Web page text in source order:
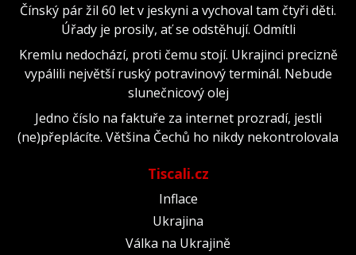
Čínský pár žil 60 let v jeskyni a vychoval tam čtyři děti.
Úřady je prosily, ať se odstěhují. Odmítli
Kremlu nedochází, proti čemu stojí. Ukrajinci precizně
vypálili největší ruský potravinový terminál. Nebude
slunečnicový olej
Jedno číslo na faktuře za internet prozradí, jestli
(ne)přeplácíte. Většina Čechů ho nikdy nekontrolovala
Tiscali.cz
Inflace
Ukrajina
Válka na Ukrajině